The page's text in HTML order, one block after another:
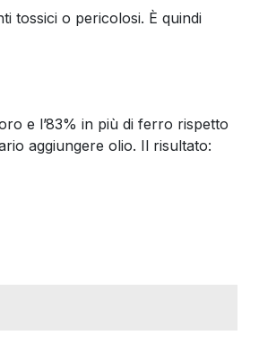
tossici o pericolosi. È quindi
e l’83% in più di ferro rispetto
aggiungere olio. Il risultato: